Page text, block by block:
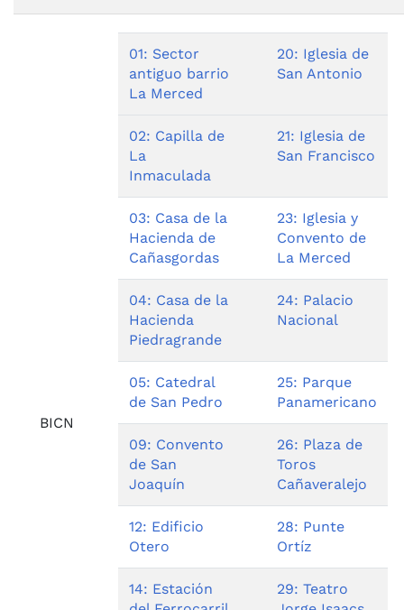
BICN
01: Sector
antiguo barrio
La Merced
20: Iglesia de
San Antonio
02: Capilla de
La
Inmaculada
21: Iglesia de
San Francisco
03: Casa de la
Hacienda de
Cañasgordas
23: Iglesia y
Convento de
La Merced
04: Casa de la
Hacienda
Piedragrande
24: Palacio
Nacional
05: Catedral
de San Pedro
25: Parque
Panamericano
09: Convento
de San
Joaquín
26: Plaza de
Toros
Cañaveralejo
12: Edificio
Otero
28: Punte
Ortíz
14: Estación
29: Teatro